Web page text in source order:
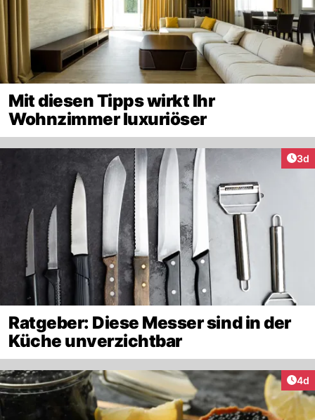
Mit diesen Tipps wirkt Ihr
Wohnzimmer luxuriöser
3d
Ratgeber: Diese Messer sind in der
Küche unverzichtbar
4d